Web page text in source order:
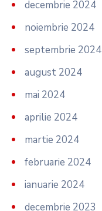
decembrie 2024
noiembrie 2024
septembrie 2024
august 2024
mai 2024
aprilie 2024
martie 2024
februarie 2024
ianuarie 2024
decembrie 2023